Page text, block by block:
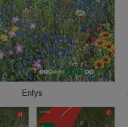
Enfys